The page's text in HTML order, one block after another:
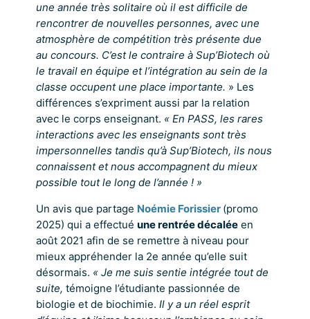
une année très solitaire où il est difficile de
rencontrer de nouvelles personnes, avec une
atmosphère de compétition très présente due
au concours. C’est le contraire à Sup’Biotech où
le travail en équipe et l’intégration au sein de la
classe occupent une place importante. » Les
différences s’expriment aussi par la relation
avec le corps enseignant. « En PASS, les rares
interactions avec les enseignants sont très
impersonnelles tandis qu’à Sup’Biotech, ils nous
connaissent et nous accompagnent du mieux
possible tout le long de l’année ! »
Un avis que partage Noémie Forissier (promo
2025) qui a effectué une rentrée décalée en
août 2021 afin de se remettre à niveau pour
mieux appréhender la 2e année qu’elle suit
désormais. « Je me suis sentie intégrée tout de
suite, témoigne l’étudiante passionnée de
biologie et de biochimie. Il y a un réel esprit